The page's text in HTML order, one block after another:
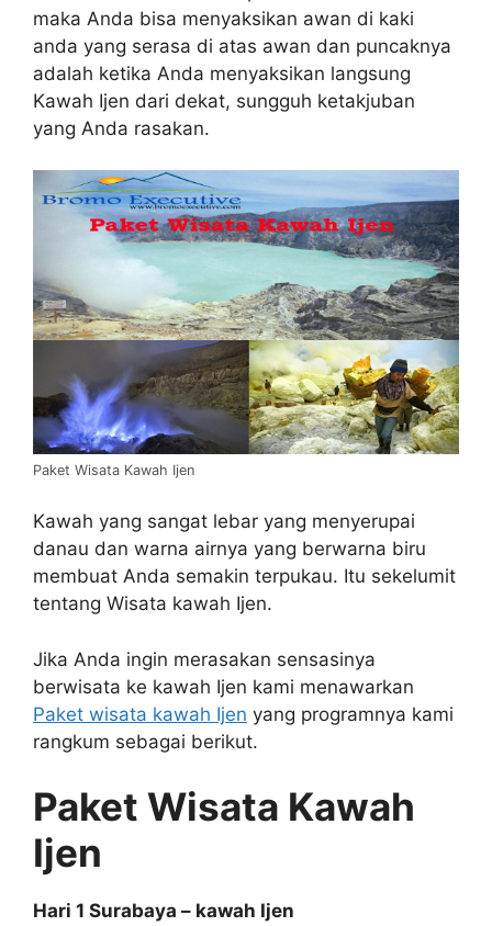
maka Anda bisa menyaksikan awan di kaki
anda yang serasa di atas awan dan puncaknya
adalah ketika Anda menyaksikan langsung
Kawah Ijen dari dekat, sungguh ketakjuban
yang Anda rasakan.
Paket Wisata Kawah Ijen
Kawah yang sangat lebar yang menyerupai
danau dan warna airnya yang berwarna biru
membuat Anda semakin terpukau. Itu sekelumit
tentang Wisata kawah Ijen.
Jika Anda ingin merasakan sensasinya
berwisata ke kawah Ijen kami menawarkan
Paket wisata kawah Ijen yang programnya kami
rangkum sebagai berikut.
Paket Wisata Kawah
Ijen
Hari 1 Surabaya – kawah Ijen